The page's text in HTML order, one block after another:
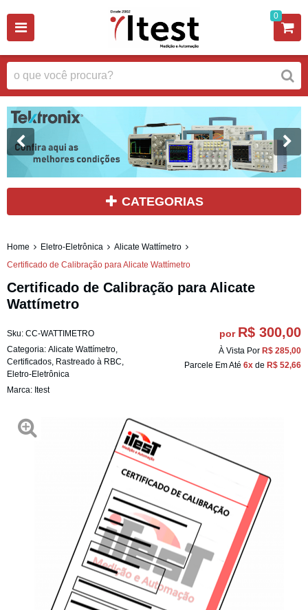
0
CATEGORIAS
Home Eletro-Eletrônica
Alicate Wattímetro
Certificado de Calibração para Alicate Wattímetro
Certificado de Calibração para Alicate
Wattímetro
Sku: CC-WATTIMETRO
Categoria: Alicate Wattímetro,
Certificados, Rastreado à RBC,
Eletro-Eletrônica
Marca: Itest
por R$ 300,00
À Vista Por R$ 285,00
Parcele Em Até 6x de R$ 52,66